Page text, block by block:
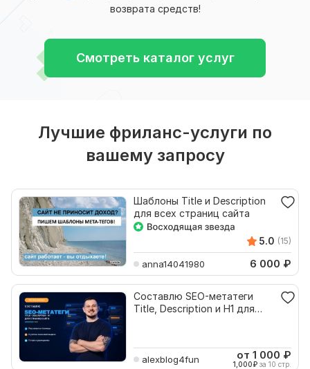
возврата средств!
Смотреть каталог услуг
Лучшие фриланс-услуги по
вашему запросу
Шаблоны Title и Description
для всех страниц сайта
5.0 (15)
anna14041980 6 000 ₽
Составлю SEO-метатеги
Title, Description и H1 для
alexblog4fun от 1 000 ₽
1,000₽ за 10 стр.